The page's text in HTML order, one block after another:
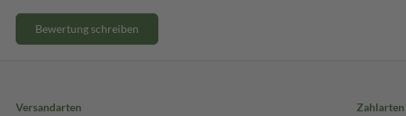
Bewertung schreiben
Versandarten
Zahlarten